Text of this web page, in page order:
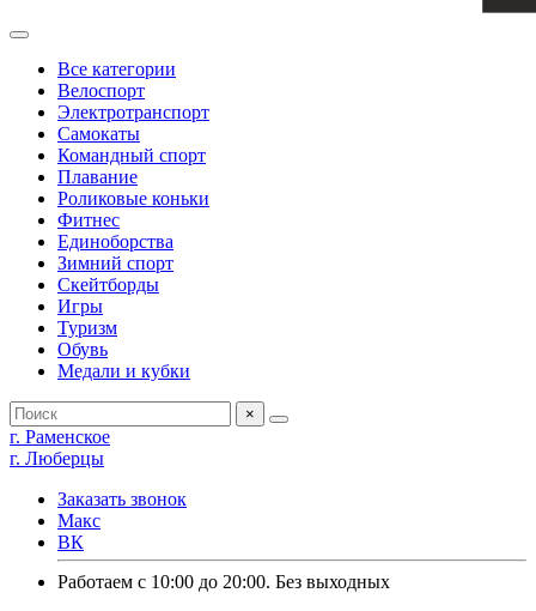
Все категории
Велоспорт
Электротранспорт
Самокаты
Командный спорт
Плавание
Роликовые коньки
Фитнес
Единоборства
Зимний спорт
Скейтборды
Игры
Туризм
Обувь
Медали и кубки
×
г. Раменское
г. Люберцы
Заказать звонок
Макс
ВК
Работаем с 10:00 до 20:00. Без выходных